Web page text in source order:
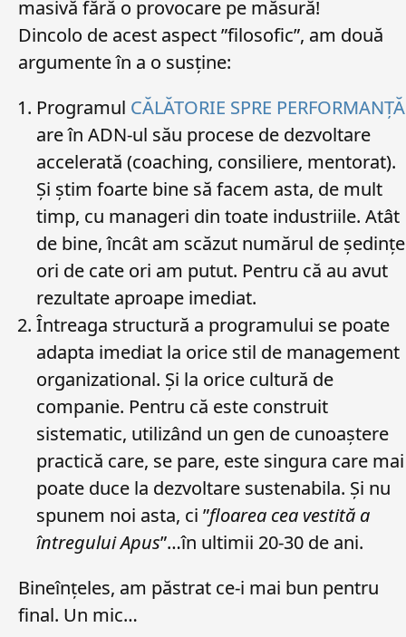
masivă fără o provocare pe măsură!
Dincolo de acest aspect ”filosofic”, am două
argumente în a o susține:
Programul CĂLĂTORIE SPRE PERFORMANȚĂ
are în ADN-ul său procese de dezvoltare
accelerată (coaching, consiliere, mentorat).
Și știm foarte bine să facem asta, de mult
timp, cu manageri din toate industriile. Atât
de bine, încât am scăzut numărul de ședințe
ori de cate ori am putut. Pentru că au avut
rezultate aproape imediat.
Întreaga structură a programului se poate
adapta imediat la orice stil de management
organizational. Și la orice cultură de
companie. Pentru că este construit
sistematic, utilizând un gen de cunoaștere
practică care, se pare, este singura care mai
poate duce la dezvoltare sustenabila. Și nu
spunem noi asta, ci ”floarea cea vestită a
întregului Apus”…în ultimii 20-30 de ani.
Bineînțeles, am păstrat ce-i mai bun pentru
final. Un mic…